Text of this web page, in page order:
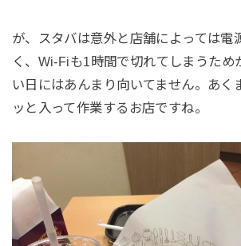
が、スタバは意外と店舗によっては電
く、Wi-Fiも1時間で切れてしまうため
い日にはあんまり向いてません。あく
ッと入って作業するお店ですね。